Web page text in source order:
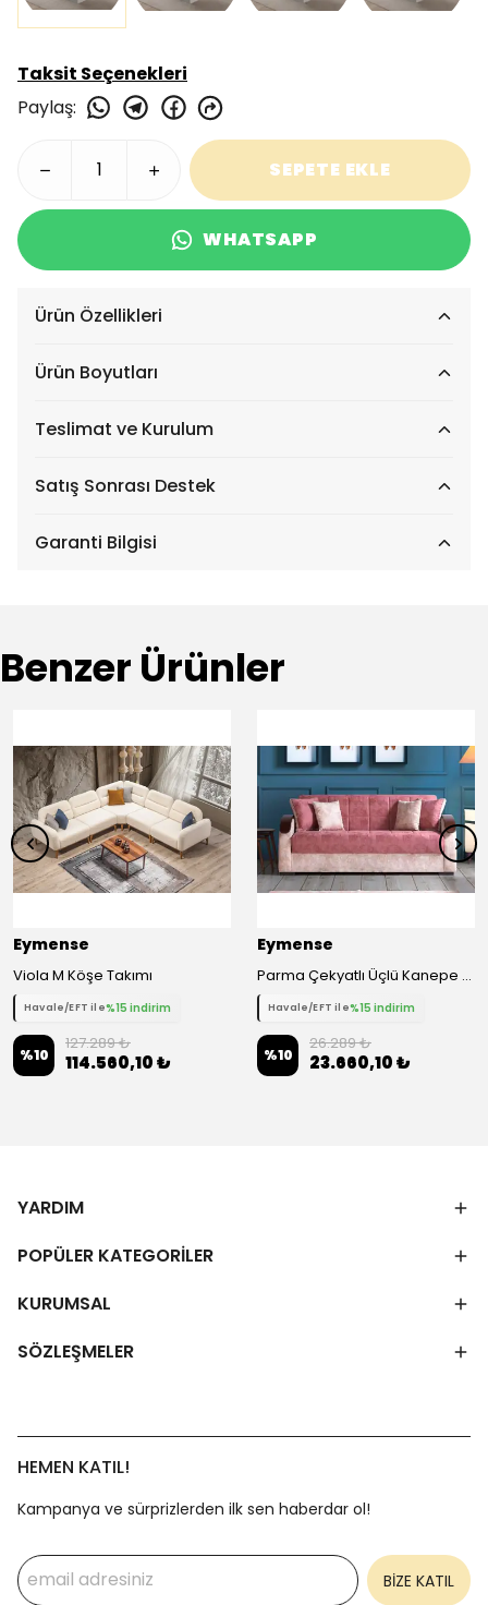
Taksit Seçenekleri
Paylaş:
SEPETE EKLE
WHATSAPP
Ürün Özellikleri
Ürün Boyutları
Teslimat ve Kurulum
Satış Sonrası Destek
Garanti Bilgisi
Benzer Ürünler
Eymense
Viola M Köşe Takımı
Havale/EFT ile%15 indirim
%10
127.289 ₺
114.560,10 ₺
Eymense
Parma Çekyatlı Üçlü Kanepe Çekyat
Havale/EFT ile%15 indirim
%10
26.289 ₺
23.660,10 ₺
YARDIM
POPÜLER KATEGORİLER
KURUMSAL
SÖZLEŞMELER
HEMEN KATIL!
Kampanya ve sürprizlerden ilk sen haberdar ol!
BİZE KATIL